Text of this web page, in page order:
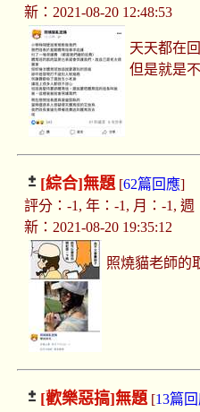
新：2021-08-20 12:48:53
天天都在
但是就是
[綜合]無題[62篇回應]
評分：-1, 年：-1, 月：-1, 週
新：2021-08-20 19:35:12
照燒貓老師的
[歡樂惡搞]無題[13篇